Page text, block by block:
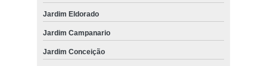
Jardim Eldorado
Jardim Campanario
Jardim Conceição